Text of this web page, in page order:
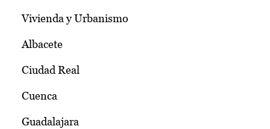
Vivienda y Urbanismo
Albacete
Ciudad Real
Cuenca
Guadalajara